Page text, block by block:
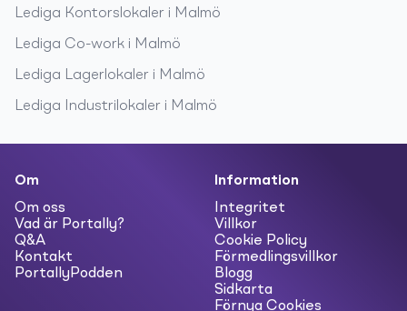
Lediga Kontorslokaler i Malmö
Lediga Co-work i Malmö
Lediga Lagerlokaler i Malmö
Lediga Industrilokaler i Malmö
Om
Om oss
Vad är Portally?
Q&A
Kontakt
PortallyPodden
Information
Integritet
Villkor
Cookie Policy
Förmedlingsvillkor
Blogg
Sidkarta
Förnya Cookies